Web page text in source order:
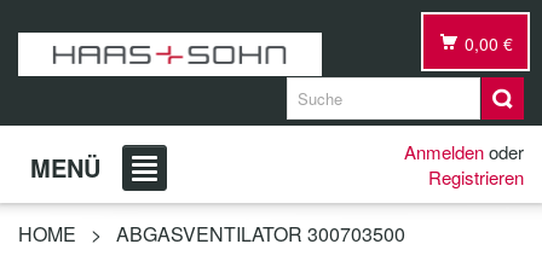
0,00 €
MENÜ Anmeldenoder
Registrieren
HOME > ABGASVENTILATOR 300703500